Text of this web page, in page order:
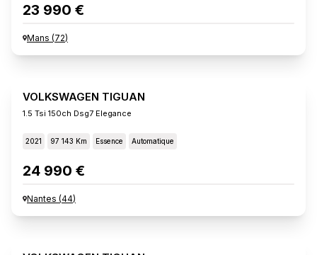
23 990 €
Mans (72)
VOLKSWAGEN TIGUAN
1.5 Tsi 150ch Dsg7 Elegance
2021 97 143 Km Essence Automatique
24 990 €
Nantes (44)